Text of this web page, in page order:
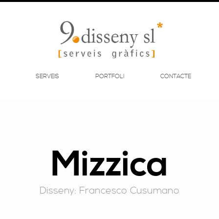
SERVEIS PORTFOLI CONTACTE
Mizzica
Disseny: Francesco Cusumano